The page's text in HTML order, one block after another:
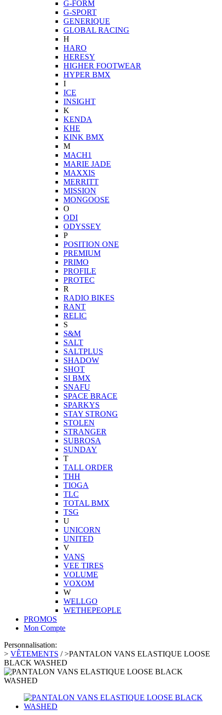
G-FORM
G-SPORT
GENERIQUE
GLOBAL RACING
H
HARO
HERESY
HIGHER FOOTWEAR
HYPER BMX
I
ICE
INSIGHT
K
KENDA
KHE
KINK BMX
M
MACH1
MARIE JADE
MAXXIS
MERRITT
MISSION
MONGOOSE
O
ODI
ODYSSEY
P
POSITION ONE
PREMIUM
PRIMO
PROFILE
PROTEC
R
RADIO BIKES
RANT
RELIC
S
S&M
SALT
SALTPLUS
SHADOW
SHOT
SI BMX
SNAFU
SPACE BRACE
SPARKYS
STAY STRONG
STOLEN
STRANGER
SUBROSA
SUNDAY
T
TALL ORDER
THH
TIOGA
TLC
TOTAL BMX
TSG
U
UNICORN
UNITED
V
VANS
VEE TIRES
VOLUME
VOXOM
W
WELLGO
WETHEPEOPLE
PROMOS
Mon Compte
Personnalisation:
> VÊTEMENTS />PANTALON VANS ELASTIQUE LOOSE
BLACK WASHED